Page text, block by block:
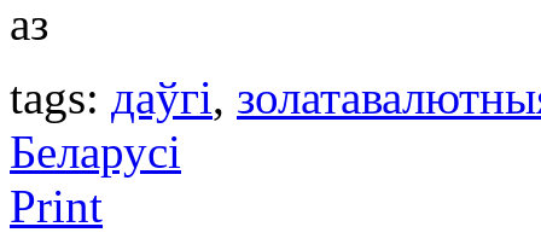
аз
tags: даўгі,
Беларусі
Print